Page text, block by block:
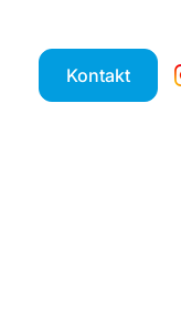
Kontakt